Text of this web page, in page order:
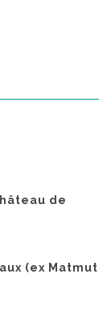
de
(ex Matmut